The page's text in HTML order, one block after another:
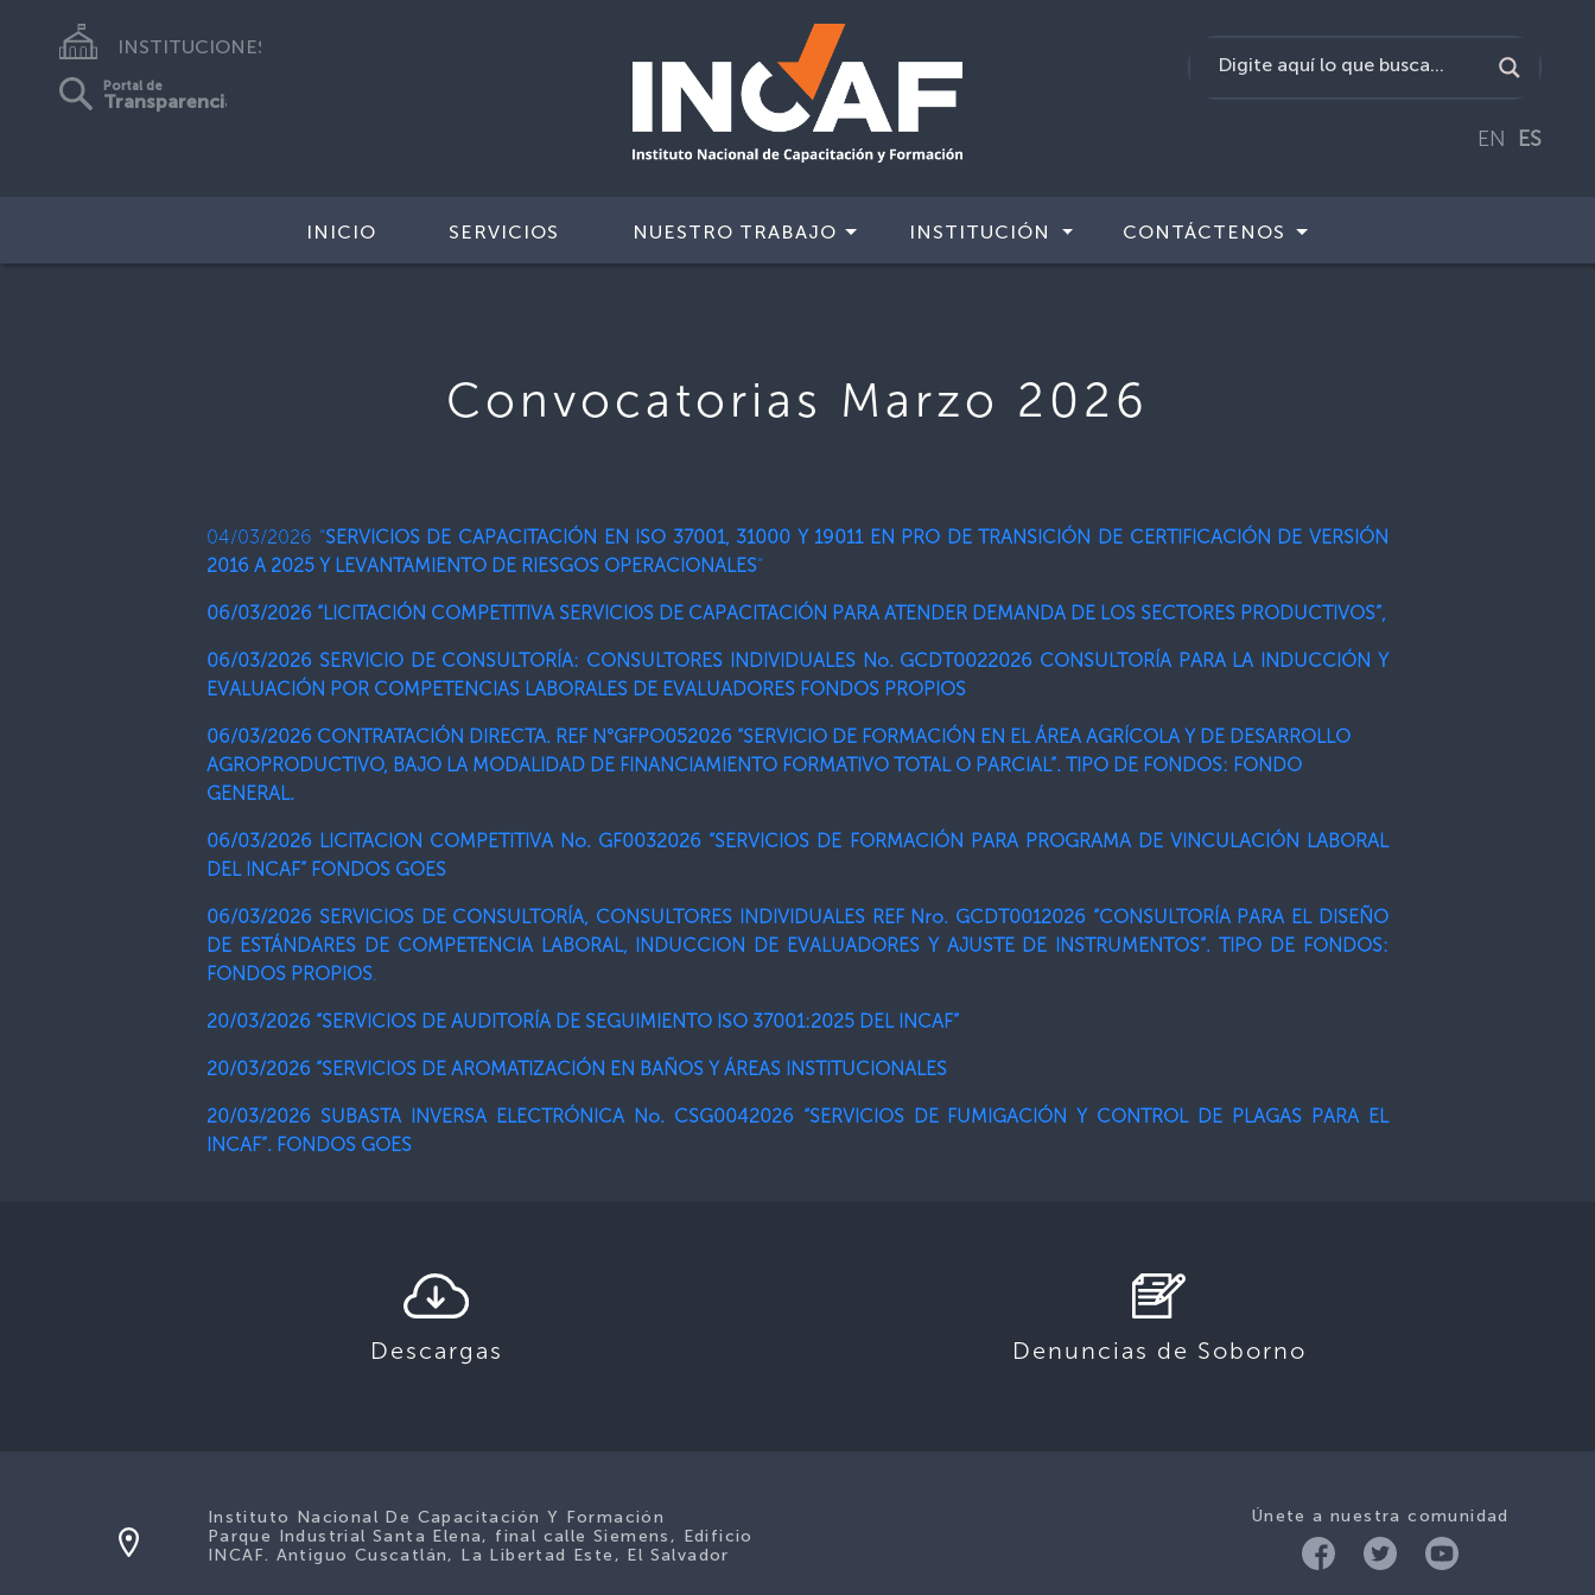
INSTITUCIONES
Portal de
Transparencia
EN ES
INICIO SERVICIOS NUESTRO TRABAJO INSTITUCIÓN CONTÁCTENOS
Convocatorias Marzo 2026
04/03/2026 “SERVICIOS DE CAPACITACIÓN EN ISO 37001, 31000 Y 19011 EN PRO DE TRANSICIÓN DE CERTIFICACIÓN DE VERSIÓN
2016 A 2025 Y LEVANTAMIENTO DE RIESGOS OPERACIONALES“
06/03/2026 “LICITACIÓN COMPETITIVA SERVICIOS DE CAPACITACIÓN PARA ATENDER DEMANDA DE LOS SECTORES PRODUCTIVOS”,
06/03/2026 SERVICIO DE CONSULTORÍA: CONSULTORES INDIVIDUALES No. GCDT0022026 CONSULTORÍA PARA LA INDUCCIÓN Y
EVALUACIÓN POR COMPETENCIAS LABORALES DE EVALUADORES FONDOS PROPIOS
06/03/2026 CONTRATACIÓN DIRECTA. REF N°GFPO052026 “SERVICIO DE FORMACIÓN EN EL ÁREA AGRÍCOLA Y DE DESARROLLO
AGROPRODUCTIVO, BAJO LA MODALIDAD DE FINANCIAMIENTO FORMATIVO TOTAL O PARCIAL”. TIPO DE FONDOS: FONDO
GENERAL.
06/03/2026 LICITACION COMPETITIVA No. GF0032026 “SERVICIOS DE FORMACIÓN PARA PROGRAMA DE VINCULACIÓN LABORAL
DEL INCAF” FONDOS GOES
06/03/2026 SERVICIOS DE CONSULTORÍA, CONSULTORES INDIVIDUALES REF Nro. GCDT0012026 “CONSULTORÍA PARA EL DISEÑO
DE ESTÁNDARES DE COMPETENCIA LABORAL, INDUCCION DE EVALUADORES Y AJUSTE DE INSTRUMENTOS”. TIPO DE FONDOS:
FONDOS PROPIOS.
20/03/2026 “SERVICIOS DE AUDITORÍA DE SEGUIMIENTO ISO 37001:2025 DEL INCAF”
20/03/2026 “SERVICIOS DE AROMATIZACIÓN EN BAÑOS Y ÁREAS INSTITUCIONALES
20/03/2026 SUBASTA INVERSA ELECTRÓNICA No. CSG0042026 “SERVICIOS DE FUMIGACIÓN Y CONTROL DE PLAGAS PARA EL
INCAF”. FONDOS GOES
Descargas Denuncias de Soborno
Únete a nuestra comunidad
Instituto Nacional De Capacitación Y Formación
Parque Industrial Santa Elena, final calle Siemens, Edificio
INCAF. Antiguo Cuscatlán, La Libertad Este, El Salvador